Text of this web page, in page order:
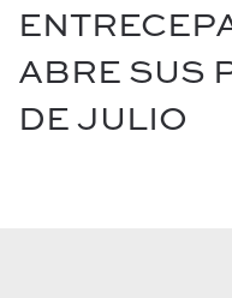
ABRE SUS
DE JULIO